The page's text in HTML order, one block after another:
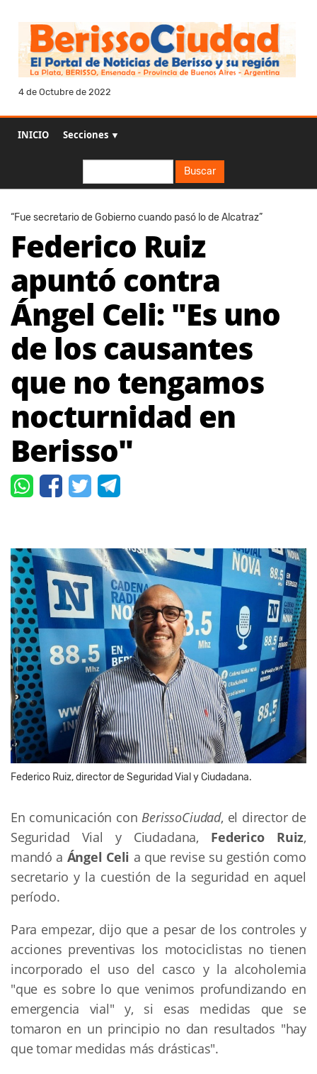
4 de Octubre de 2022
INICIO Secciones ▼
Buscar
“Fue secretario de Gobierno cuando pasó lo de Alcatraz”
Federico Ruiz
apuntó contra
Ángel Celi: "Es uno
de los causantes
que no tengamos
nocturnidad en
Berisso"
Federico Ruiz, director de Seguridad Vial y Ciudadana.
En comunicación conBerissoCiudad, el director de
Seguridad Vial y Ciudadana, Federico Ruiz,
mandó a Ángel Celi a que revise su gestión como
secretario y la cuestión de la seguridad en aquel
período.
Para empezar, dijo que a pesar de los controles y
acciones preventivas los motociclistas no tienen
incorporado el uso del casco y la alcoholemia
"que es sobre lo que venimos profundizando en
emergencia vial" y, si esas medidas que se
tomaron en un principio no dan resultados "hay
que tomar medidas más drásticas".